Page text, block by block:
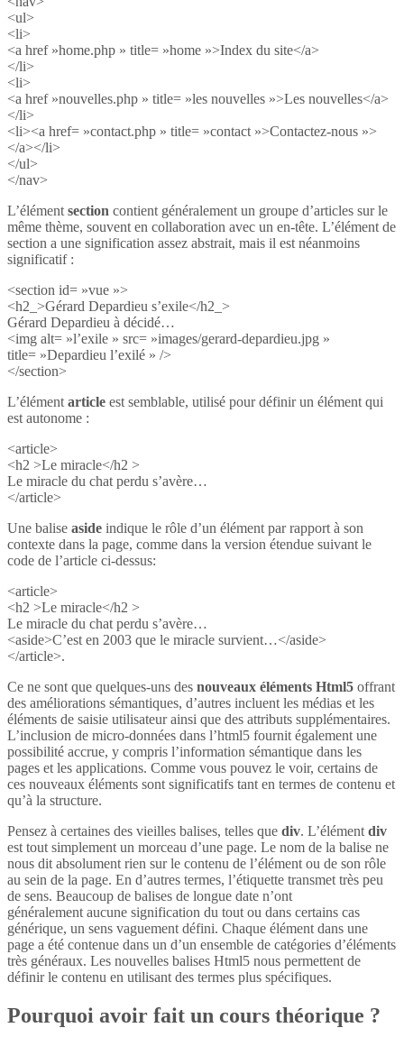
<ul>
<li>
<a href »home.php » title= »home »>Index du site</a>
</li>
<li>
<a href »nouvelles.php » title= »les nouvelles »>Les nouvelles</a>
</li>
<li><a href= »contact.php » title= »contact »>Contactez-nous »>
</a></li>
</ul>
</nav>
L’élément section contient généralement un groupe d’articles sur le
même thème, souvent en collaboration avec un en-tête. L’élément de
section a une signification assez abstrait, mais il est néanmoins
significatif :
<section id= »vue »>
<h2_>Gérard Depardieu s’exile</h2_>
Gérard Depardieu à décidé…
<img alt= »l’exile » src= »images/gerard-depardieu.jpg »
title= »Depardieu l’exilé » />
</section>
L’élément article est semblable, utilisé pour définir un élément qui
est autonome :
<article>
<h2 >Le miracle</h2 >
Le miracle du chat perdu s’avère…
</article>
Une balise aside indique le rôle d’un élément par rapport à son
contexte dans la page, comme dans la version étendue suivant le
code de l’article ci-dessus:
<article>
<h2 >Le miracle</h2 >
Le miracle du chat perdu s’avère…
<aside>C’est en 2003 que le miracle survient…</aside>
</article>.
Ce ne sont que quelques-uns des nouveaux éléments Html5 offrant
des améliorations sémantiques, d’autres incluent les médias et les
éléments de saisie utilisateur ainsi que des attributs supplémentaires.
L’inclusion de micro-données dans l’html5 fournit également une
possibilité accrue, y compris l’information sémantique dans les
pages et les applications. Comme vous pouvez le voir, certains de
ces nouveaux éléments sont significatifs tant en termes de contenu et
qu’à la structure.
Pensez à certaines des vieilles balises, telles que div. L’élément div
est tout simplement un morceau d’une page. Le nom de la balise ne
nous dit absolument rien sur le contenu de l’élément ou de son rôle
au sein de la page. En d’autres termes, l’étiquette transmet très peu
de sens. Beaucoup de balises de longue date n’ont
généralement aucune signification du tout ou dans certains cas
générique, un sens vaguement défini. Chaque élément dans une
page a été contenue dans un d’un ensemble de catégories d’éléments
très généraux. Les nouvelles balises Html5 nous permettent de
définir le contenu en utilisant des termes plus spécifiques.
Pourquoi avoir fait un cours théorique ?